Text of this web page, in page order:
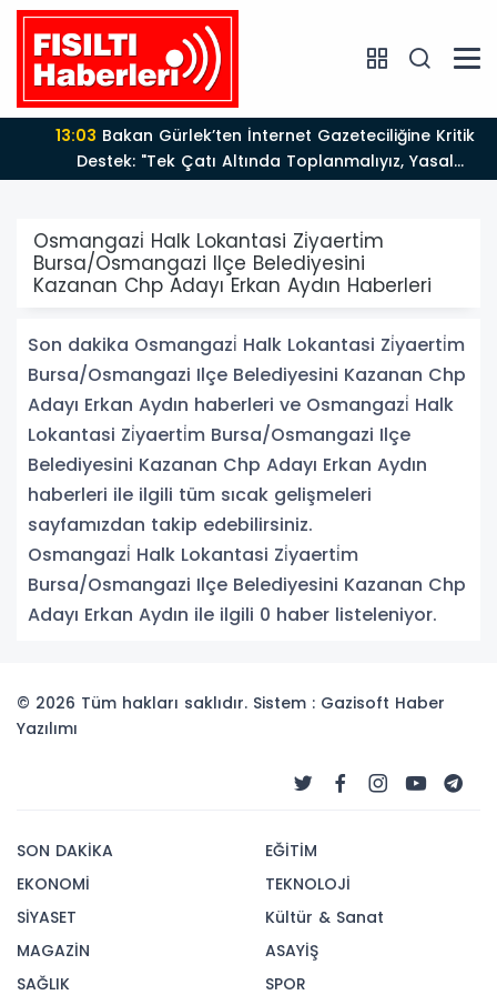
13:03Bakan Gürlek’ten İnternet Gazeteciliğine Kritik
Destek: "Tek Çatı Altında Toplanmalıyız, Yasal
Düzenlemeye Hazırız"
Osmangazi̇ Halk Lokantasi Zi̇yaerti̇m
Bursa/Osmangazi Ilçe Belediyesini
Kazanan Chp Adayı Erkan Aydın Haberleri
Son dakika Osmangazi̇ Halk Lokantasi Zi̇yaerti̇m
Bursa/Osmangazi Ilçe Belediyesini Kazanan Chp
Adayı Erkan Aydın haberleri ve Osmangazi̇ Halk
Lokantasi Zi̇yaerti̇m Bursa/Osmangazi Ilçe
Belediyesini Kazanan Chp Adayı Erkan Aydın
haberleri ile ilgili tüm sıcak gelişmeleri
sayfamızdan takip edebilirsiniz.
Osmangazi̇ Halk Lokantasi Zi̇yaerti̇m
Bursa/Osmangazi Ilçe Belediyesini Kazanan Chp
Adayı Erkan Aydın ile ilgili 0 haber listeleniyor.
© 2026 Tüm hakları saklıdır. Sistem : Gazisoft Haber
Yazılımı
SON DAKİKA
EKONOMİ
SİYASET
MAGAZİN
SAĞLIK
EĞİTİM
TEKNOLOJİ
Kültür & Sanat
ASAYİŞ
SPOR